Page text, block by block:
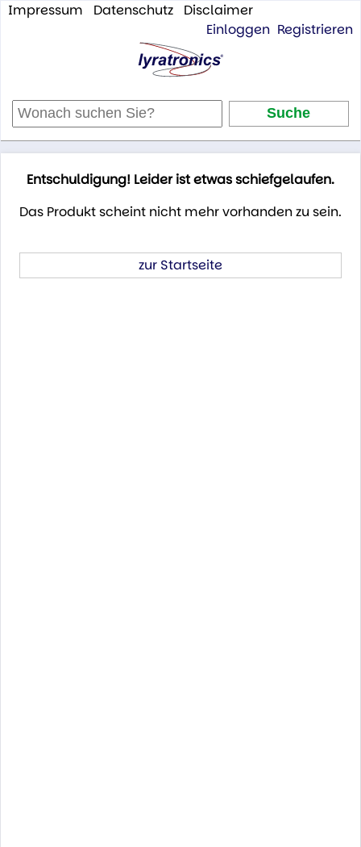
Impressum Datenschutz
Disclaimer
Einloggen Registrieren
Entschuldigung! Leider ist etwas schiefgelaufen.
Das Produkt scheint nicht mehr vorhanden zu sein.
zur Startseite